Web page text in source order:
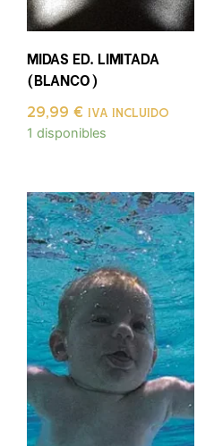
MIDAS ED. LIMITADA
(BLANCO)
29,99 € IVA INCLUIDO
1 disponibles